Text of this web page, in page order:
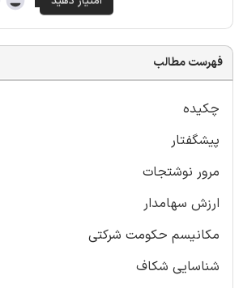
فهرست مطالب
چکیده
پیشگفتار
مرور نوشتجات
ارزش سهامدار
مکانیسم حکومت شرکتی
شناسایی شکاف